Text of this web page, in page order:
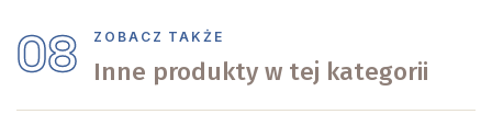
08 ZOBACZ TAKŻE
Inne produkty w tej kategorii